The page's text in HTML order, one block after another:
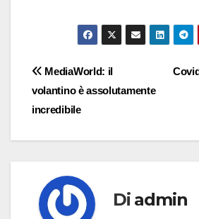
Navigazione
articoli
MediaWorld: il
volantino è assolutamente
incredibile
Di admin